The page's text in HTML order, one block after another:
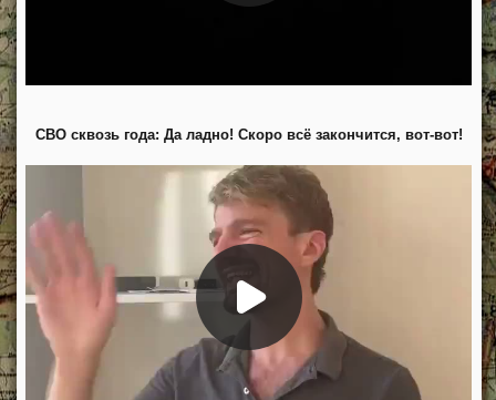
СВО сквозь года: Да ладно! Скоро всё закончится, вот-вот!